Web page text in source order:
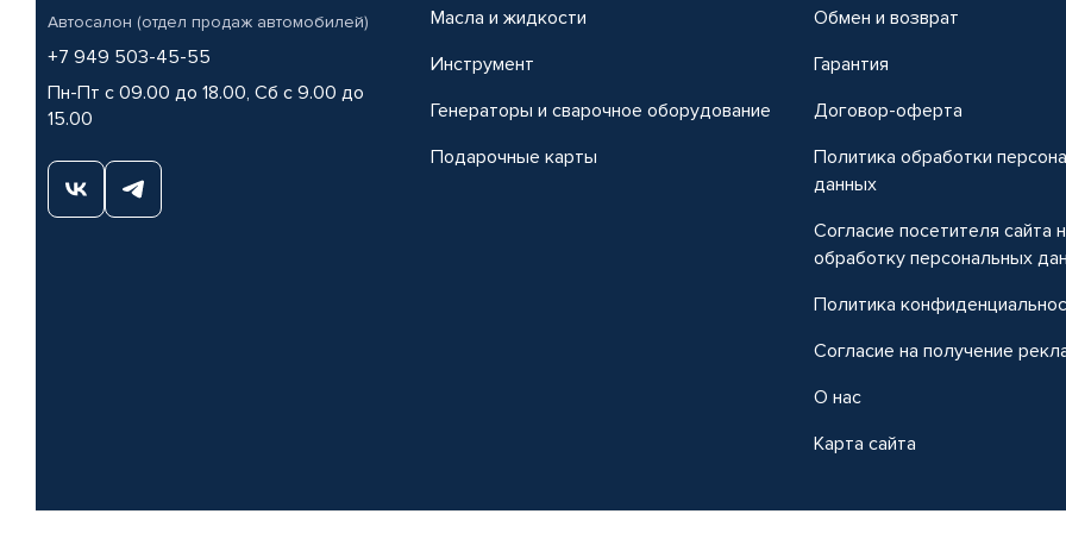
Автосалон (отдел продаж автомобилей)
+7 949 503-45-55
Пн-Пт с 09.00 до 18.00, Сб с 9.00 до
15.00
Масла и жидкости
Инструмент
Генераторы и сварочное оборудование
Подарочные карты
Обмен и возврат
Гарантия
Договор-оферта
Политика обработки
данных
Согласие посетителя сайта
обработку персональных
Политика
Согласие на получение
О нас
Карта сайта